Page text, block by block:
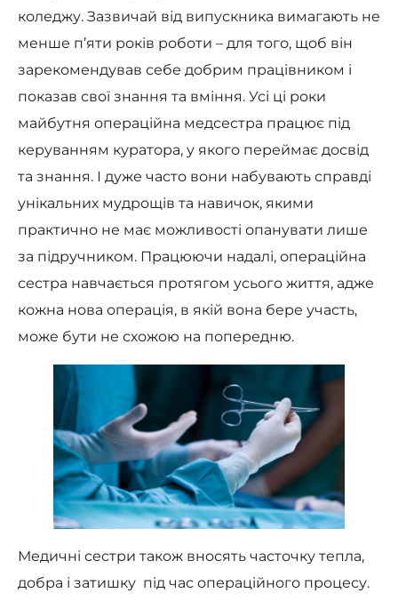
коледжу. Зазвичай від випускника вимагають не
менше п’яти років роботи – для того, щоб він
зарекомендував себе добрим працівником і
показав свої знання та вміння. Усі ці роки
майбутня операційна медсестра працює під
керуванням куратора, у якого переймає досвід
та знання. І дуже часто вони набувають справді
унікальних мудрощів та навичок, якими
практично не має можливості опанувати лише
за підручником. Працюючи надалі, операційна
сестра навчається протягом усього життя, адже
кожна нова операція, в якій вона бере участь,
може бути не схожою на попередню.
Медичні сестри також вносять часточку тепла,
добра і затишку під час операційного процесу.